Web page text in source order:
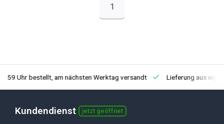
1
Uhr bestellt, am nächsten Werktag versandt Lieferung aus
Kundendienst jetzt geöffnet